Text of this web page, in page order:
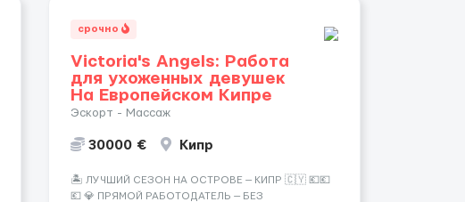
срочно
Victoria's Angels: Работа
для ухоженных девушек
На Европейском Кипре
Эскорт - Массаж
30000 € Кипр
🏝️ ЛУЧШИЙ СЕЗОН НА ОСТРОВЕ — КИПР 🇨🇾 💶💶
💶 💎 ПРЯМОЙ РАБОТОДАТЕЛЬ — БЕЗ